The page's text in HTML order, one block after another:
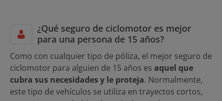
¿Qué seguro de ciclomotor es mejor
para una persona de 15 años?
Como con cualquier tipo de póliza, el mejor seguro de
ciclomotor para alguien de 15 años es aquel que
cubra sus necesidades y le proteja. Normalmente,
este tipo de vehículos se utiliza en trayectos cortos,